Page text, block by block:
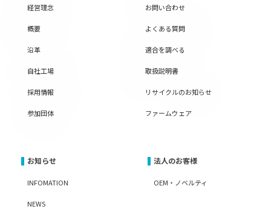
経営理念
概要
沿革
自社工場
採用情報
参加団体
お問い合わせ
よくある質問
適合を調べる
取扱説明書
リサイクルのお知らせ
ファームウェア
お知らせ
INFOMATION
NEWS
法人のお客様
OEM・ノベルティ